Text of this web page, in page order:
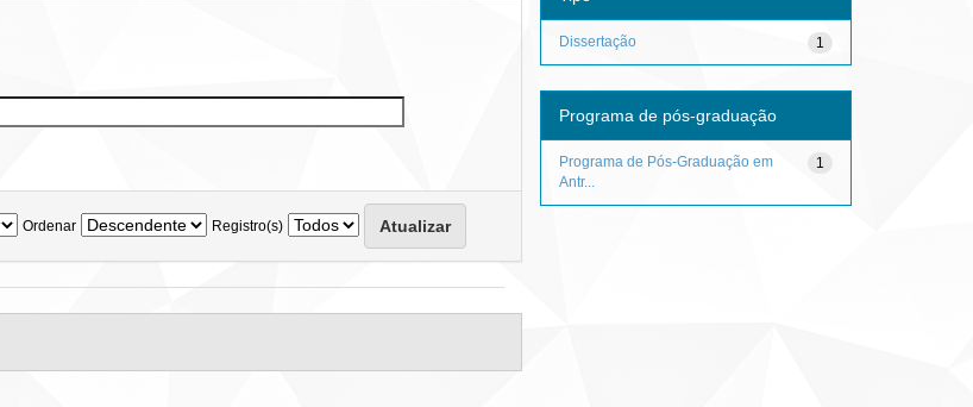
Ordenar Registro(s)
1
Dissertação
Programa de pós-graduação
1
Programa de Pós-Graduação em
Antr...